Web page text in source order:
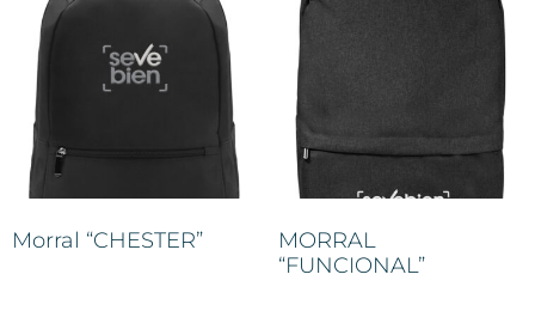
Morral “CHESTER”
MORRAL
“FUNCIONAL”